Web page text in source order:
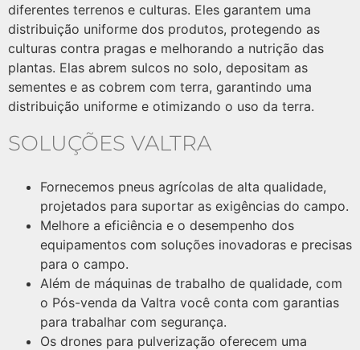
diferentes terrenos e culturas. Eles garantem uma
distribuição uniforme dos produtos, protegendo as
culturas contra pragas e melhorando a nutrição das
plantas. Elas abrem sulcos no solo, depositam as
sementes e as cobrem com terra, garantindo uma
distribuição uniforme e otimizando o uso da terra.
SOLUÇÕES VALTRA
Fornecemos pneus agrícolas de alta qualidade,
projetados para suportar as exigências do campo.
Melhore a eficiência e o desempenho dos
equipamentos com soluções inovadoras e precisas
para o campo.
Além de máquinas de trabalho de qualidade, com
o Pós-venda da Valtra você conta com garantias
para trabalhar com segurança.
Os drones para pulverização oferecem uma